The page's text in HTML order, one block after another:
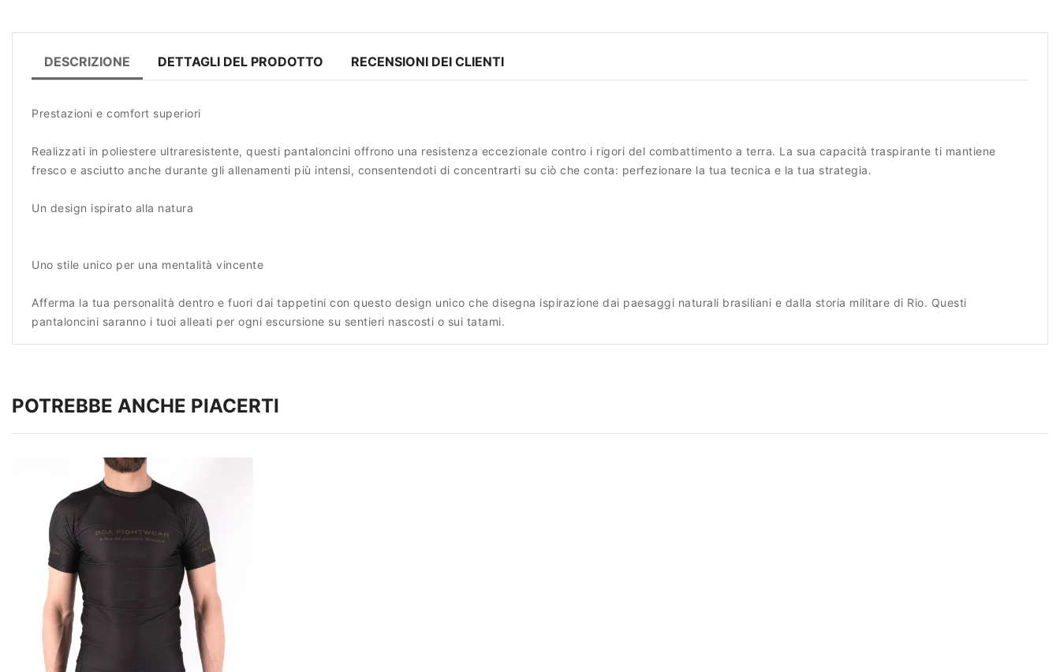
DESCRIZIONE DETTAGLI DEL PRODOTTO RECENSIONI DEI CLIENTI
Prestazioni e comfort superiori
Realizzati in poliestere ultraresistente, questi pantaloncini offrono una resistenza eccezionale contro i rigori del combattimento a terra. La sua capacità traspirante ti mantiene
fresco e asciutto anche durante gli allenamenti più intensi, consentendoti di concentrarti su ciò che conta: perfezionare la tua tecnica e la tua strategia.
Un design ispirato alla natura
Uno stile unico per una mentalità vincente
Afferma la tua personalità dentro e fuori dai tappetini con questo design unico che disegna ispirazione dai paesaggi naturali brasiliani e dalla storia militare di Rio. Questi
pantaloncini saranno i tuoi alleati per ogni escursione su sentieri nascosti o sui tatami.
POTREBBE ANCHE PIACERTI